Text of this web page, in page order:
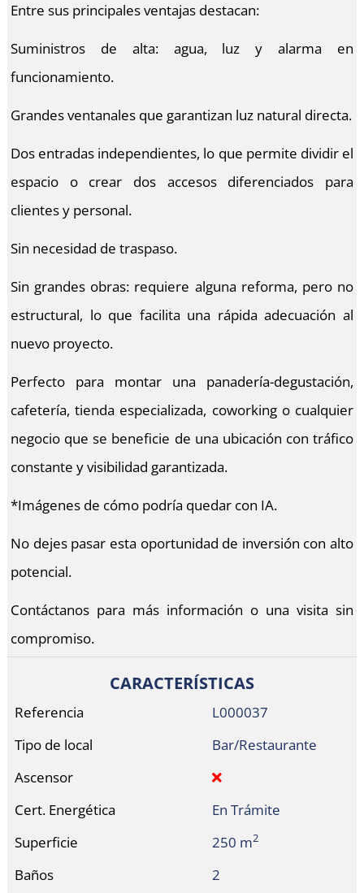
Entre sus principales ventajas destacan:
Suministros de alta: agua, luz y alarma en
funcionamiento.
Grandes ventanales que garantizan luz natural directa.
Dos entradas independientes, lo que permite dividir el
espacio o crear dos accesos diferenciados para
clientes y personal.
Sin necesidad de traspaso.
Sin grandes obras: requiere alguna reforma, pero no
estructural, lo que facilita una rápida adecuación al
nuevo proyecto.
Perfecto para montar una panadería-degustación,
cafetería, tienda especializada, coworking o cualquier
negocio que se beneficie de una ubicación con tráfico
constante y visibilidad garantizada.
*Imágenes de cómo podría quedar con IA.
No dejes pasar esta oportunidad de inversión con alto
potencial.
Contáctanos para más información o una visita sin
compromiso.
CARACTERÍSTICAS
Referencia
L000037
Tipo de local
Bar/Restaurante
Ascensor
Cert. Energética
En Trámite
Superficie
250 m2
Baños 2